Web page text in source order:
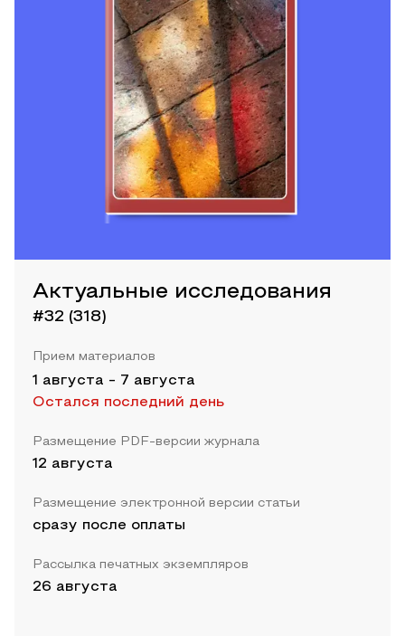
Актуальные исследования
#32 (318)
Прием материалов
1 августа - 7 августа
Остался последний день
Размещение PDF-версии журнала
12 августа
Размещение электронной версии статьи
сразу после оплаты
Рассылка печатных экземпляров
26 августа